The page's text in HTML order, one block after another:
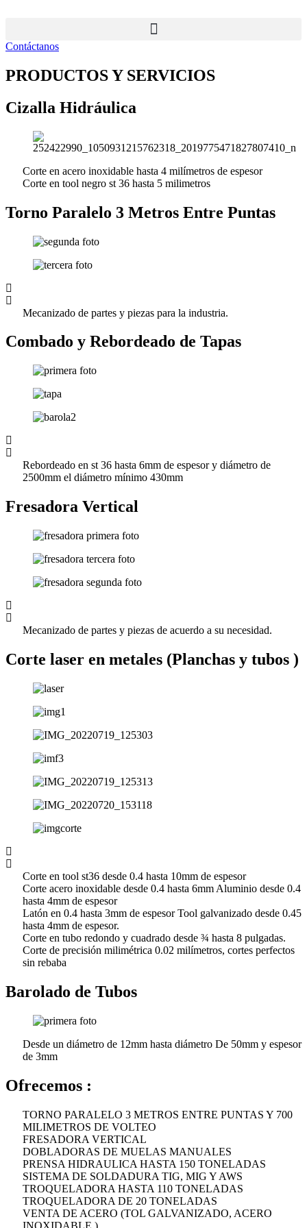
Contáctanos
PRODUCTOS Y SERVICIOS
Cizalla Hidráulica
Corte en acero inoxidable hasta 4 milímetros de espesor
Corte en tool negro st 36 hasta 5 milimetros
Torno Paralelo 3 Metros Entre Puntas
Mecanizado de partes y piezas para la industria.
Combado y Rebordeado de Tapas
Rebordeado en st 36 hasta 6mm de espesor y diámetro de
2500mm el diámetro mínimo 430mm
Fresadora Vertical
Mecanizado de partes y piezas de acuerdo a su necesidad.
Corte laser en metales (Planchas y tubos )
Corte en tool st36 desde 0.4 hasta 10mm de espesor
Corte acero inoxidable desde 0.4 hasta 6mm Aluminio desde 0.4
hasta 4mm de espesor
Latón en 0.4 hasta 3mm de espesor Tool galvanizado desde 0.45
hasta 4mm de espesor.
Corte en tubo redondo y cuadrado desde ¾ hasta 8 pulgadas.
Corte de precisión milimétrica 0.02 milímetros, cortes perfectos
sin rebaba
Barolado de Tubos
Desde un diámetro de 12mm hasta diámetro De 50mm y espesor
de 3mm
Ofrecemos :
TORNO PARALELO 3 METROS ENTRE PUNTAS Y 700
MILIMETROS DE VOLTEO
FRESADORA VERTICAL
DOBLADORAS DE MUELAS MANUALES
PRENSA HIDRAULICA HASTA 150 TONELADAS
SISTEMA DE SOLDADURA TIG, MIG Y AWS
TROQUELADORA HASTA 110 TONELADAS
TROQUELADORA DE 20 TONELADAS
VENTA DE ACERO (TOL GALVANIZADO, ACERO
INOXIDABLE )